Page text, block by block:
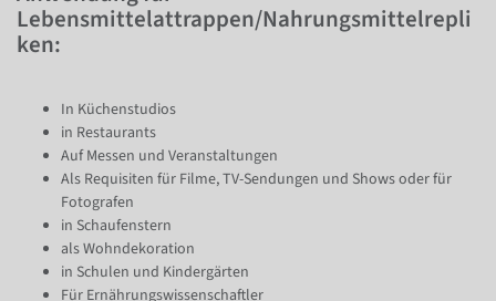
Lebensmittelattrappen/Nahrungsmittelrepli
ken:
In Küchenstudios
in Restaurants
Auf Messen und Veranstaltungen
Als Requisiten für Filme, TV-Sendungen und Shows oder für
Fotografen
in Schaufenstern
als Wohndekoration
in Schulen und Kindergärten
Für Ernährungswissenschaftler